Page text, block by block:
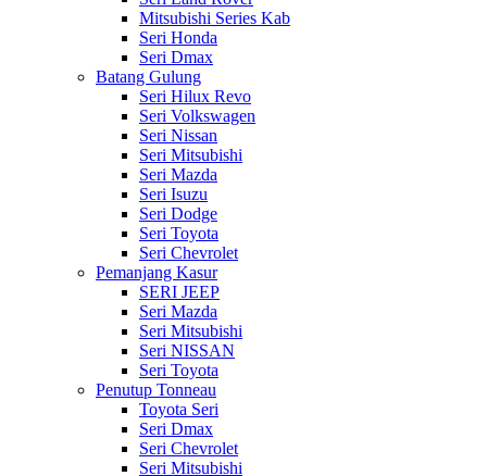
Mitsubishi Series Kab
Seri Honda
Seri Dmax
Batang Gulung
Seri Hilux Revo
Seri Volkswagen
Seri Nissan
Seri Mitsubishi
Seri Mazda
Seri Isuzu
Seri Dodge
Seri Toyota
Seri Chevrolet
Pemanjang Kasur
SERI JEEP
Seri Mazda
Seri Mitsubishi
Seri NISSAN
Seri Toyota
Penutup Tonneau
Toyota Seri
Seri Dmax
Seri Chevrolet
Seri Mitsubishi